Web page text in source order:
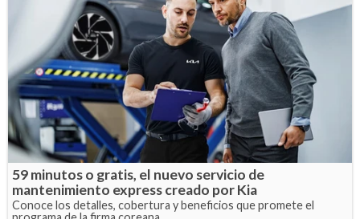
59 minutos o gratis, el nuevo servicio de
mantenimiento express creado por Kia
Conoce los detalles, cobertura y beneficios que promete el